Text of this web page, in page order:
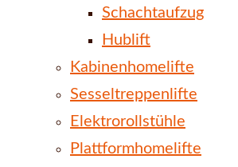
Schachtaufzug
Hublift
Kabinenhomelifte
Sesseltreppenlifte
Elektrorollstühle
Plattformhomelifte